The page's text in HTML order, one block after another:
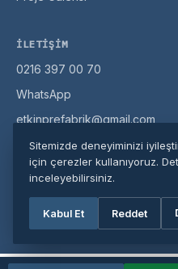
İLETIŞIM
0216 397 00 70
WhatsApp
etkinprefabrik@gmail.com
Misaki Milli Cd. No:104,
© 2026 Etkin Prefabrik. Tüm
Gizlilik Politikası
·Site Haritası
Sitemizde deneyiminizi
için çerezler kullanıyoruz.
inceleyebilirsiniz.
Kabul Et Reddet